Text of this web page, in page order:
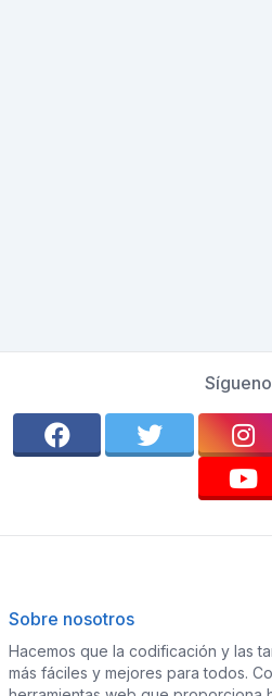
Sobre nosotros
Hacemos que la codificación y las
más fáciles y mejores para todos.